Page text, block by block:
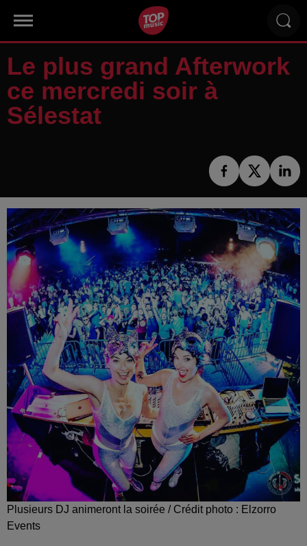
Le plus grand Afterwork
ce mercredi soir à
Sélestat
Plusieurs DJ animeront la soirée / Crédit photo : Elzorro
Events